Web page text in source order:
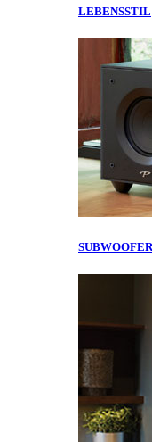
LEBENSSTIL